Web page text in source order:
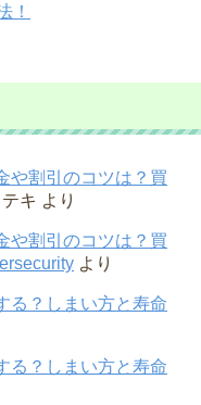
！
や割引のコツは？買
キ より
や割引のコツは？買
より
る？しまい方と寿命
る？しまい方と寿命